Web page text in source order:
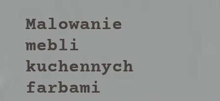
Malowanie
mebli
kuchennych
farbami